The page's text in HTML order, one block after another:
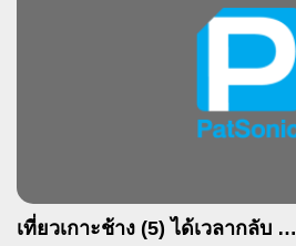
เที่ยวเกาะช้าง (5) ได้เวลากลับ …